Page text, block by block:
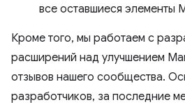
все оставшиеся элементы
Кроме того, мы работаем с
расширений над улучшением
отзывов нашего сообщества.
разработчиков, за последние